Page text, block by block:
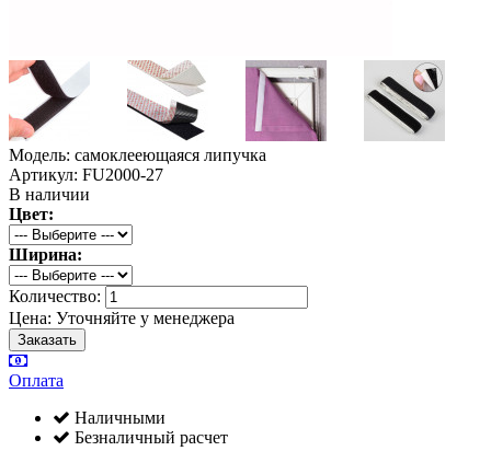
Модель: самоклееющаяся липучка
Артикул: FU2000-27
В наличии
Цвет:
Ширина:
Количество:
Цена: Уточняйте у менеджера
Оплата
Наличными
Безналичный расчет